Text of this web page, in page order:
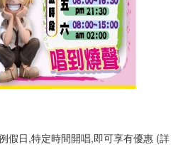
假日,特定時間開唱,即可享有優惠 (詳